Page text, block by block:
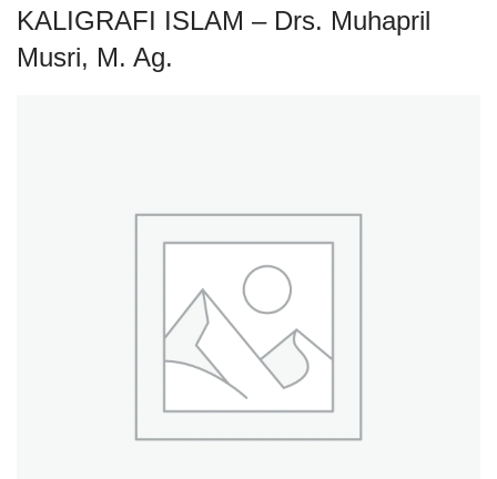
KALIGRAFI ISLAM – Drs. Muhapril
Musri, M. Ag.